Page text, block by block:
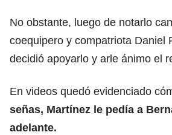
No obstante, luego de notarlo
coequipero y compatriota Daniel
decidió apoyarlo y arle ánimo el
En videos quedó evidenciado
señas, Martínez le pedía a
adelante.